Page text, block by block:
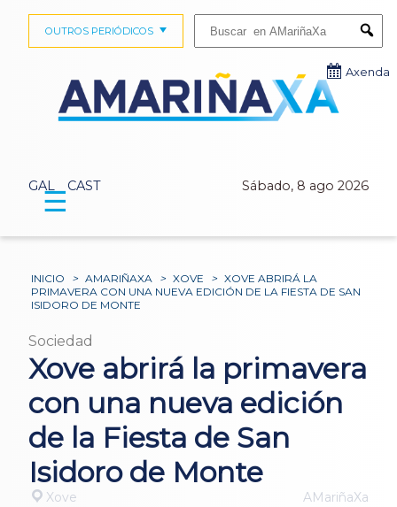
GAL CAST Sábado, 8 ago 2026
OUTROS PERIÓDICOS
Axenda
☰
INICIO > AMARIÑAXA > XOVE > XOVE ABRIRÁ LA
PRIMAVERA CON UNA NUEVA EDICIÓN DE LA FIESTA DE SAN
ISIDORO DE MONTE
Sociedad
Xove abrirá la primavera
con una nueva edición
de la Fiesta de San
Isidoro de Monte
Xove AMariñaXa